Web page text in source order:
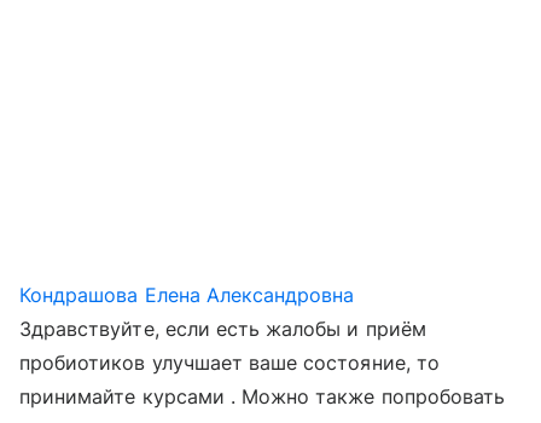
Кондрашова Елена Александровна
Здравствуйте, если есть жалобы и приём
пробиотиков улучшает ваше состояние, то
принимайте курсами . Можно также попробовать